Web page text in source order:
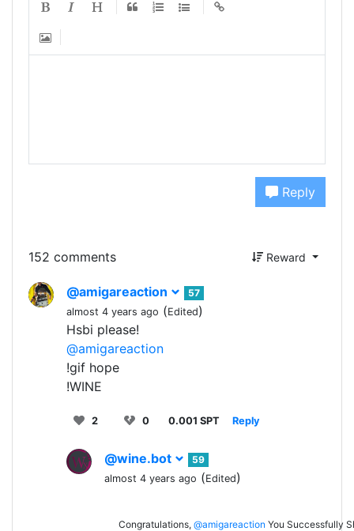
Reply
152 comments Reward
@amigareaction
57
almost 4 years ago (Edited)
Hsbi please!
@amigareaction
!gif hope
!WINE
2 0 0.001 SPT Reply
@wine.bot
59
almost 4 years ago (Edited)
Congratulations, @amigareaction You Successfully